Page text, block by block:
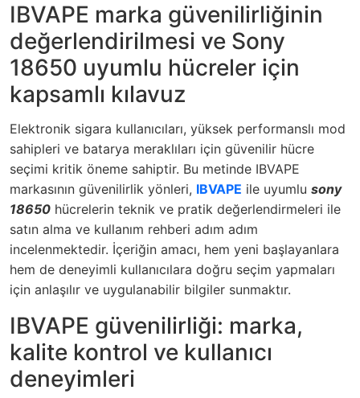
IBVAPE marka güvenilirliğinin
değerlendirilmesi ve Sony
18650 uyumlu hücreler için
kapsamlı kılavuz
Elektronik sigara kullanıcıları, yüksek performanslı mod
sahipleri ve batarya meraklıları için güvenilir hücre
seçimi kritik öneme sahiptir. Bu metinde IBVAPE
markasının güvenilirlik yönleri, IBVAPE ile uyumlu sony
18650 hücrelerin teknik ve pratik değerlendirmeleri ile
satın alma ve kullanım rehberi adım adım
incelenmektedir. İçeriğin amacı, hem yeni başlayanlara
hem de deneyimli kullanıcılara doğru seçim yapmaları
için anlaşılır ve uygulanabilir bilgiler sunmaktır.
IBVAPE güvenilirliği: marka,
kalite kontrol ve kullanıcı
deneyimleri